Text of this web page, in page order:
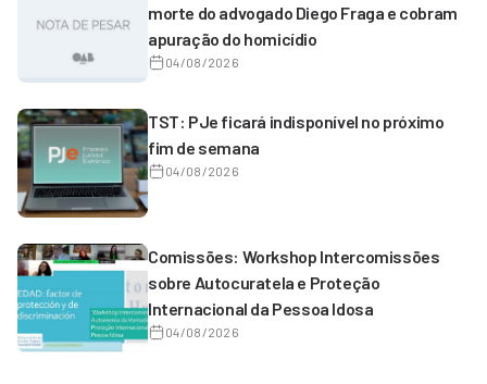
morte do advogado Diego Fraga e cobram
apuração do homicídio
04/08/2026
TST: PJe ficará indisponível no próximo
fim de semana
04/08/2026
Comissões: Workshop Intercomissões
sobre Autocuratela e Proteção
Internacional da Pessoa Idosa
04/08/2026